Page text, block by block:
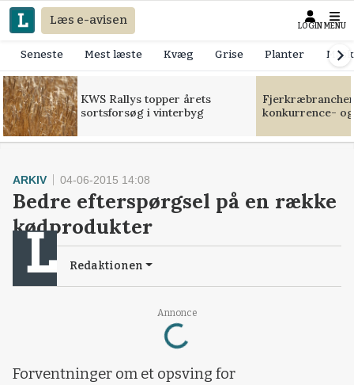
Læs e-avisen LOGIN MENU
Seneste Mest læste Kvæg Grise Planter
KWS Rallys topper årets
sortsforsøg i vinterbyg
konkurrence-
Annonce
Loading...
ARKIV 04-06-2015 14:08
Bedre efterspørgsel på en række
kødprodukter
Redaktionen
Forventninger om et opsving for